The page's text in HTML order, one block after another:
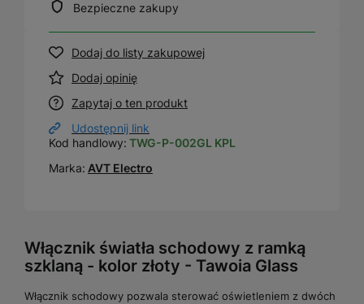
Bezpieczne zakupy
Dodaj do listy zakupowej
Dodaj opinię
Zapytaj o ten produkt
Udostępnij link
Kod handlowy: TWG-P-002GL KPL
Marka: AVT Electro
Włącznik światła schodowy z ramką
szklaną - kolor złoty - Tawoia Glass
Włącznik schodowy pozwala sterować oświetleniem z dwóch